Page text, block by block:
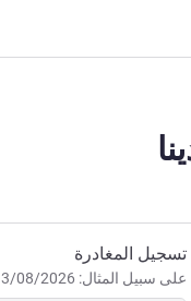
تسجيل المغادرة
على سبيل المثال: 13/08/2026